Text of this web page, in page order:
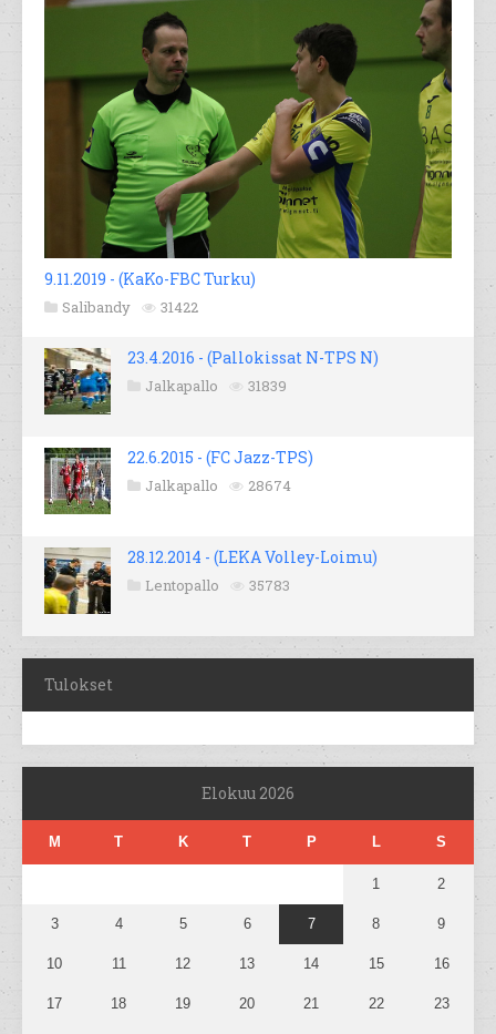
9.11.2019 - (KaKo-FBC Turku)
Salibandy 31422
23.4.2016 - (Pallokissat N-TPS N)
Jalkapallo 31839
22.6.2015 - (FC Jazz-TPS)
Jalkapallo 28674
28.12.2014 - (LEKA Volley-Loimu)
Lentopallo 35783
Tulokset
Elokuu 2026
M T K T P L S
1 2
3 4 5 6 7 8 9
10 11 12 13 14 15 16
17 18 19 20 21 22 23